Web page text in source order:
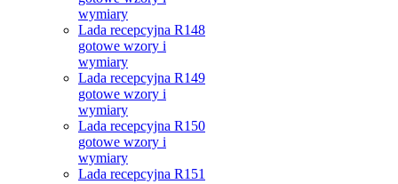
wymiary
Lada recepcyjna R148
gotowe wzory i
wymiary
Lada recepcyjna R149
gotowe wzory i
wymiary
Lada recepcyjna R150
gotowe wzory i
wymiary
Lada recepcyjna R151